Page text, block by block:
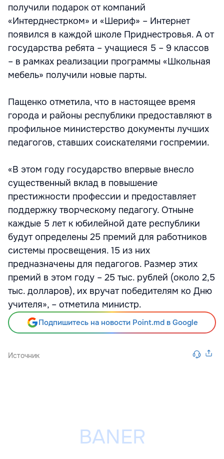
получили подарок от компаний
«Интерднестрком» и «Шериф» – Интернет
появился в каждой школе Приднестровья. А от
государства ребята – учащиеся 5 – 9 классов
– в рамках реализации программы «Школьная
мебель» получили новые парты.
Пащенко отметила, что в настоящее время
города и районы республики предоставляют в
профильное министерство документы лучших
педагогов, ставших соискателями госпремии.
«В этом году государство впервые внесло
существенный вклад в повышение
престижности профессии и предоставляет
поддержку творческому педагогу. Отныне
каждые 5 лет к юбилейной дате республики
будут определены 25 премий для работников
системы просвещения. 15 из них
предназначены для педагогов. Размер этих
премий в этом году – 25 тыс. рублей (около 2,5
тыс. долларов), их вручат победителям ко Дню
учителя», – отметила министр.
Подпишитесь на новости Point.md в Google
Источник